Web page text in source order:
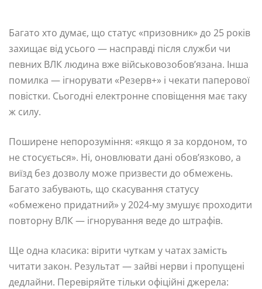
Багато хто думає, що статус «призовник» до 25 років
захищає від усього — насправді після служби чи
певних ВЛК людина вже військовозобов’язана. Інша
помилка — ігнорувати «Резерв+» і чекати паперової
повістки. Сьогодні електронне сповіщення має таку
ж силу.
Поширене непорозуміння: «якщо я за кордоном, то
не стосується». Ні, оновлювати дані обов’язково, а
виїзд без дозволу може призвести до обмежень.
Багато забувають, що скасування статусу
«обмежено придатний» у 2024-му змушує проходити
повторну ВЛК — ігнорування веде до штрафів.
Ще одна класика: вірити чуткам у чатах замість
читати закон. Результат — зайві нерви і пропущені
дедлайни. Перевіряйте тільки офіційні джерела: